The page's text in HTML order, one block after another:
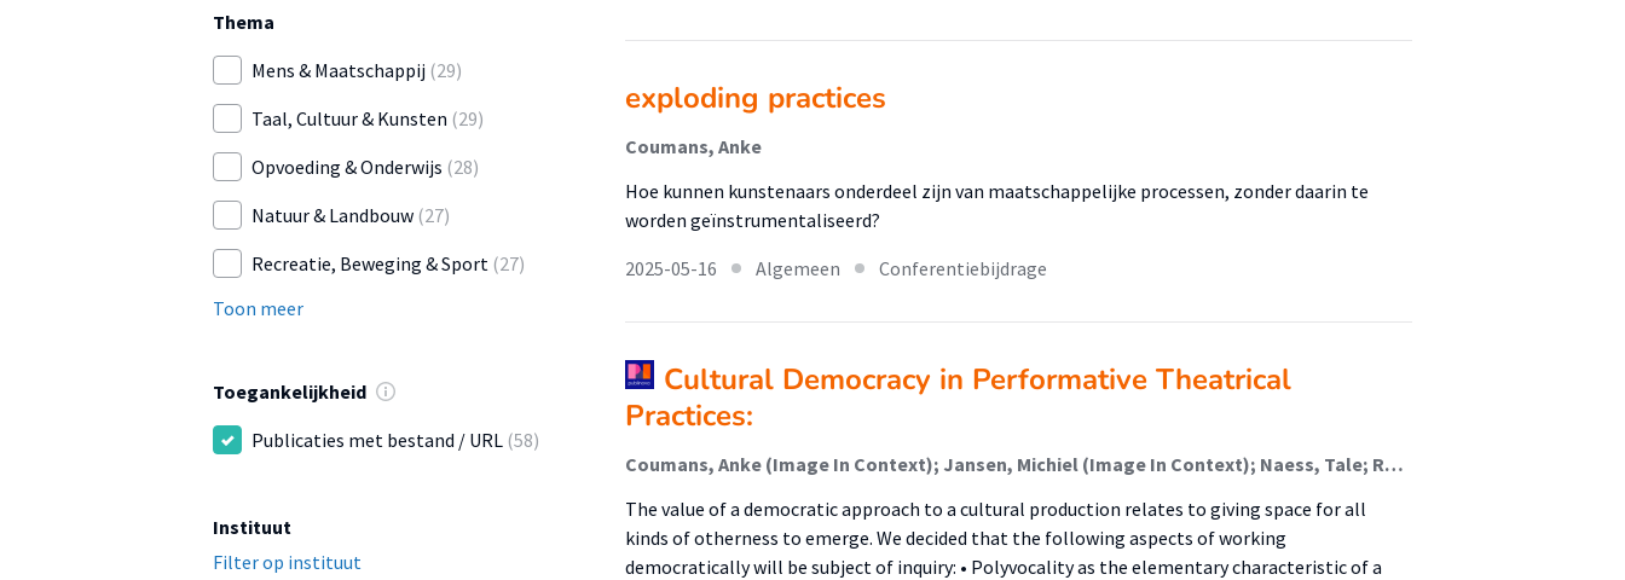
Thema
Mens & Maatschappij (29)
Taal, Cultuur & Kunsten (29)
Opvoeding & Onderwijs (28)
Natuur & Landbouw (27)
Recreatie, Beweging & Sport (27)
Toon meer
Toegankelijkheid
Publicaties met bestand / URL (58)
Instituut
Filter op instituut
exploding practices
Coumans, Anke
Hoe kunnen kunstenaars onderdeel zijn van maatschappelijke processen, zonder daarin te
worden geïnstrumentaliseerd?
2025-05-16
Algemeen Conferentiebijdrage
Cultural Democracy in Performative Theatrical
Practices:
Coumans, Anke (Image In Context); Jansen, Michiel (Image In Context); Naess, Tale; Raein, Maziar; Kolsteeg, Johan; Boomgaard, Jeroen; Heusden, Barend van
The value of a democratic approach to a cultural production relates to giving space for all
kinds of otherness to emerge. We decided that the following aspects of working
democratically will be subject of inquiry: • Polyvocality as the elementary characteristic of a